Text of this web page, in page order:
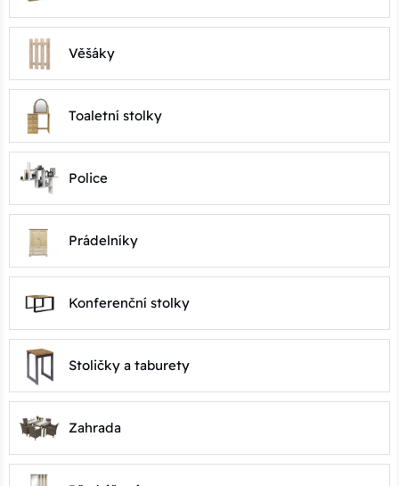
Věšáky
Toaletní stolky
Police
Prádelníky
Konferenční stolky
Stoličky a taburety
Zahrada